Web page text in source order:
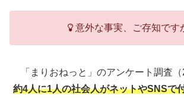
意外な事実、ご存知です
「まりおねっと」のアンケート調査（
約4人に1人の社会人がネットやSNSで